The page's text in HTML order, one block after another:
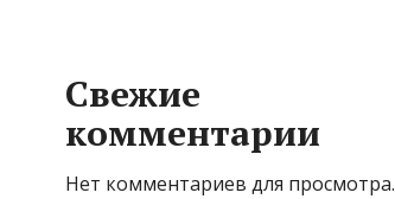
Свежие
комментарии
Нет комментариев для просмотра.